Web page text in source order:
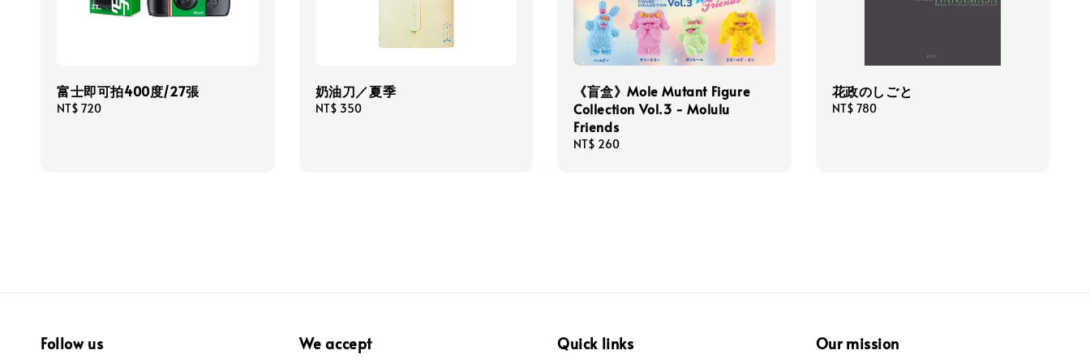
富士即可拍400度/27張
Regular
NT$ 720
奶油刀／夏季
Regular
NT$ 350
《盲盒》Mole Mutant Figure
Collection Vol.3 - Molulu
Friends
Regular
NT$ 260
花政のしごと
Regular
NT$ 780
Follow us We accept Quick links Our mission